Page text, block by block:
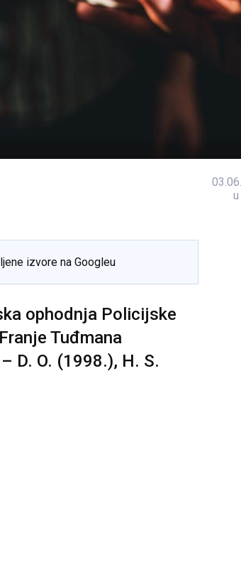
u
izvore na Googleu
ophodnja Policijske
Tuđmana
D. O. (1998.), H. S.